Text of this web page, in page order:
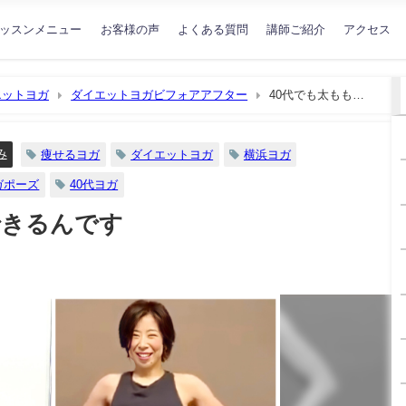
スンメニュー お客様の声 よくある質問 講師ご紹介 アクセス
トヨガ ダイエットヨガビフォアアフター 40代でも太もも痩
痩せるヨガ ダイエットヨガ 横浜ヨガ
ポーズ 40代ヨガ
るんです